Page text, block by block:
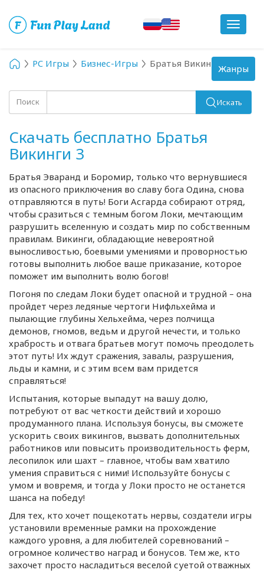
Toggle
PC Игры Бизнес-Игры Братья Викинги 3
Поиск Искать
Скачать бесплатно Братья
Викинги 3
Братья Эваранд и Боромир, только что вернувшиеся
из опасного приключения во славу бога Одина, снова
отправляются в путь! Боги Асгарда собирают отряд,
чтобы сразиться с темным богом Локи, мечтающим
разрушить вселенную и создать мир по собственным
правилам. Викинги, обладающие невероятной
выносливостью, боевыми умениями и проворностью
готовы выполнить любое ваше приказание, которое
поможет им выполнить волю богов!
Погоня по следам Локи будет опасной и трудной – она
пройдет через ледяные чертоги Нифльхейма и
пылающие глубины Хельхейма, через полчища
демонов, гномов, ведьм и другой нечести, и только
храбрость и отвага братьев могут помочь преодолеть
этот путь! Их ждут сражения, завалы, разрушения,
льды и камни, и с этим всем вам придется
справляться!
Испытания, которые выпадут на вашу долю,
потребуют от вас четкости действий и хорошо
продуманного плана. Используя бонусы, вы сможете
ускорить своих викингов, вызвать дополнительных
работников или повысить производительность ферм,
лесопилок или шахт – главное, чтобы вам хватило
умения справиться с ними! Используйте бонусы с
умом и вовремя, и тогда у Локи просто не останется
шанса на победу!
Для тех, кто хочет пощекотать нервы, создатели игры
установили временные рамки на прохождение
каждого уровня, а для любителей соревнований –
огромное количество наград и бонусов. Тем же, кто
захочет просто насладиться веселой суетой отважных
Toggle
navigation
Жанры